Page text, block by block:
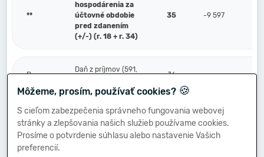
**
hospodárenia za
účtovné obdobie
pred zdanením
(+/-) (r. 18 + r. 34)
35 -9 597
P.
Daň z príjmov (591,
36
Q.
Prevod podielov na
výsledku
hospodárenia
37
Môžeme, prosím, používať cookies? 🍪
S cieľom zabezpečenia správneho fungovania webovej
stránky a zlepšovania našich služieb používame cookies.
Prosíme o potvrdenie súhlasu alebo nastavenie Vašich
preferencií.